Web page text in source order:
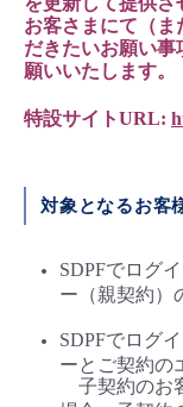
- Flexible
- Flexible Remote
- vUTM2
お客さまにて（ま
だきたいお願い
願いいたします。
特設サイトURL:
対象となるお客
SDPFでログ
ー（親契約）
SDPFでログ
ーとご契約の
子契約のお